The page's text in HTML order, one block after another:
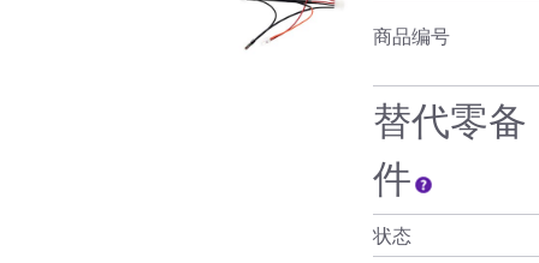
商品编号
替代零备
件
状态